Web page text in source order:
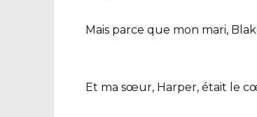
Mais parce que mon mari,
Et ma sœur, Harper, était le